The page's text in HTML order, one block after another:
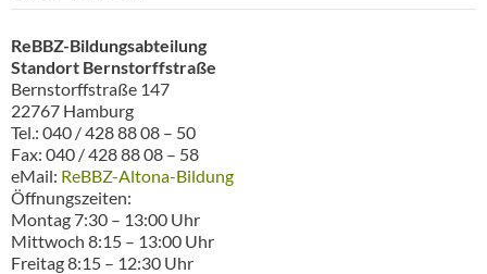
ReBBZ-Bildungsabteilung
Standort Bernstorffstraße
Bernstorffstraße 147
22767 Hamburg
Tel.: 040 / 428 88 08 – 50
Fax: 040 / 428 88 08 – 58
eMail: ReBBZ-Altona-Bildung
Öffnungszeiten:
Montag 7:30 – 13:00 Uhr
Mittwoch 8:15 – 13:00 Uhr
Freitag 8:15 – 12:30 Uhr